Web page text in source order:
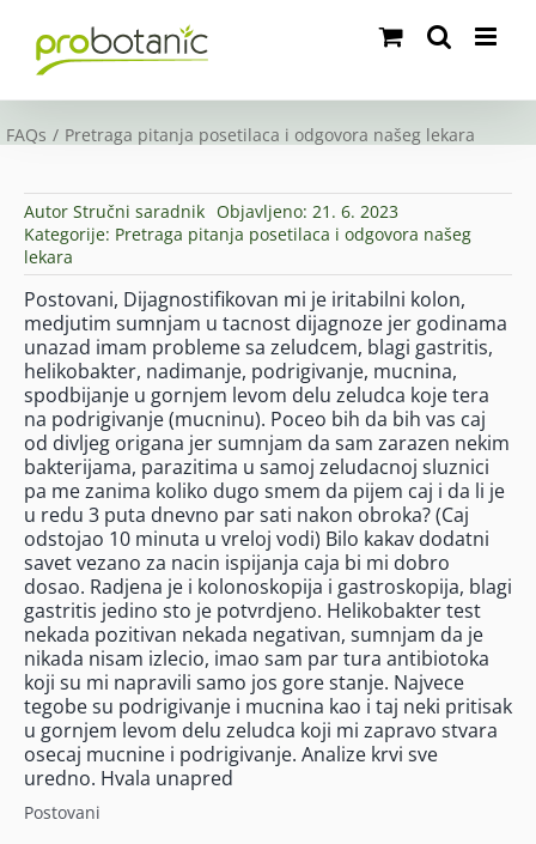
content
FAQs Pretraga pitanja posetilaca i odgovora našeg lekara
Autor Stručni saradnik Objavljeno: 21. 6. 2023
Kategorije: Pretraga pitanja posetilaca i odgovora našeg
lekara
Postovani, Dijagnostifikovan mi je iritabilni kolon,
medjutim sumnjam u tacnost dijagnoze jer godinama
unazad imam probleme sa zeludcem, blagi gastritis,
helikobakter, nadimanje, podrigivanje, mucnina,
spodbijanje u gornjem levom delu zeludca koje tera
na podrigivanje (mucninu). Poceo bih da bih vas caj
od divljeg origana jer sumnjam da sam zarazen nekim
bakterijama, parazitima u samoj zeludacnoj sluznici
pa me zanima koliko dugo smem da pijem caj i da li je
u redu 3 puta dnevno par sati nakon obroka? (Caj
odstojao 10 minuta u vreloj vodi) Bilo kakav dodatni
savet vezano za nacin ispijanja caja bi mi dobro
dosao. Radjena je i kolonoskopija i gastroskopija, blagi
gastritis jedino sto je potvrdjeno. Helikobakter test
nekada pozitivan nekada negativan, sumnjam da je
nikada nisam izlecio, imao sam par tura antibiotoka
koji su mi napravili samo jos gore stanje. Najvece
tegobe su podrigivanje i mucnina kao i taj neki pritisak
u gornjem levom delu zeludca koji mi zapravo stvara
osecaj mucnine i podrigivanje. Analize krvi sve
uredno. Hvala unapred
Postovani